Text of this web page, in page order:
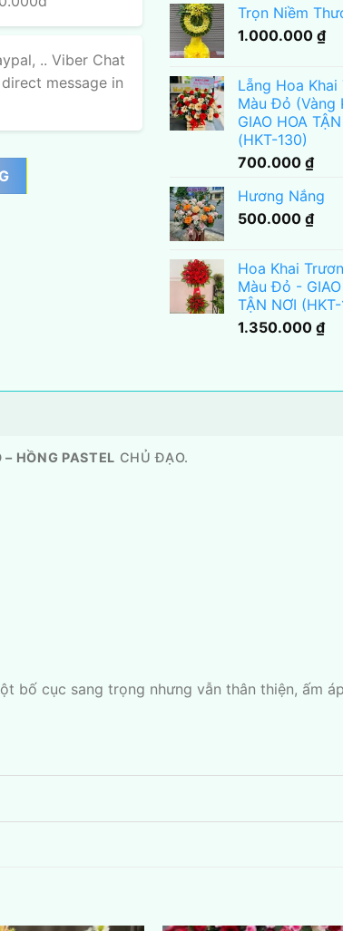
.. Viber Chat
message in
Trọn Niềm
1.000.000 ₫
Lẵng Hoa Khai
Màu Đỏ (Vàng
GIAO HOA
(HKT-130)
700.000 ₫
Hương Nắng
500.000 ₫
Hoa Khai
Màu Đỏ -
TẬN NƠI (HKT-
1.350.000 ₫
HỒNG PASTEL CHỦ ĐẠO.
bố cục sang trọng nhưng vẫn thân thiện, ấm